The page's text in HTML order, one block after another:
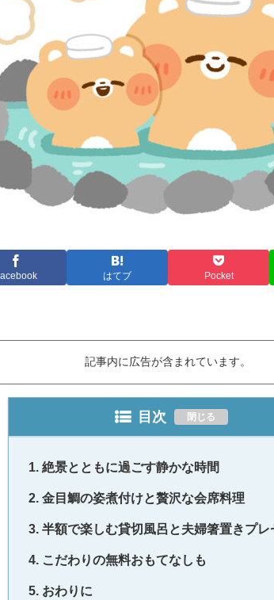
はてブ Pocket
記事内に広告が含まれています。
目次
絶景とともに過ごす静かな時間
金目鯛の姿煮付けと贅沢な会席料理
半額で楽しむ貸切風呂と夫婦箸置きプレ
こだわりの無料おもてなしも
おわりに